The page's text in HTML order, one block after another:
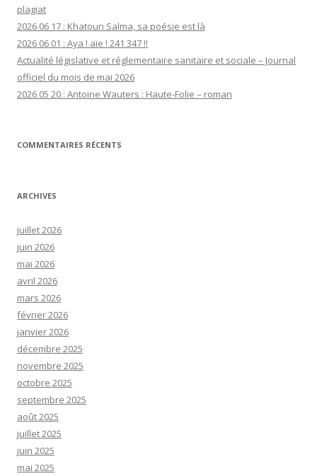
plagiat
2026 06 17 : Khatoun Salma, sa poésie est là
2026 06 01 : Aya ! aïe ! 241 347 !!
Actualité législative et réglementaire sanitaire et sociale – Journal
officiel du mois de mai 2026
2026 05 20 : Antoine Wauters : Haute-Folie – roman
COMMENTAIRES RÉCENTS
ARCHIVES
juillet 2026
juin 2026
mai 2026
avril 2026
mars 2026
février 2026
janvier 2026
décembre 2025
novembre 2025
octobre 2025
septembre 2025
août 2025
juillet 2025
juin 2025
mai 2025